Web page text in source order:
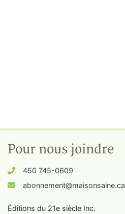
Pour nous joindre
450 745-0609
abonnement@maisonsaine.ca
Éditions du 21e siècle Inc.